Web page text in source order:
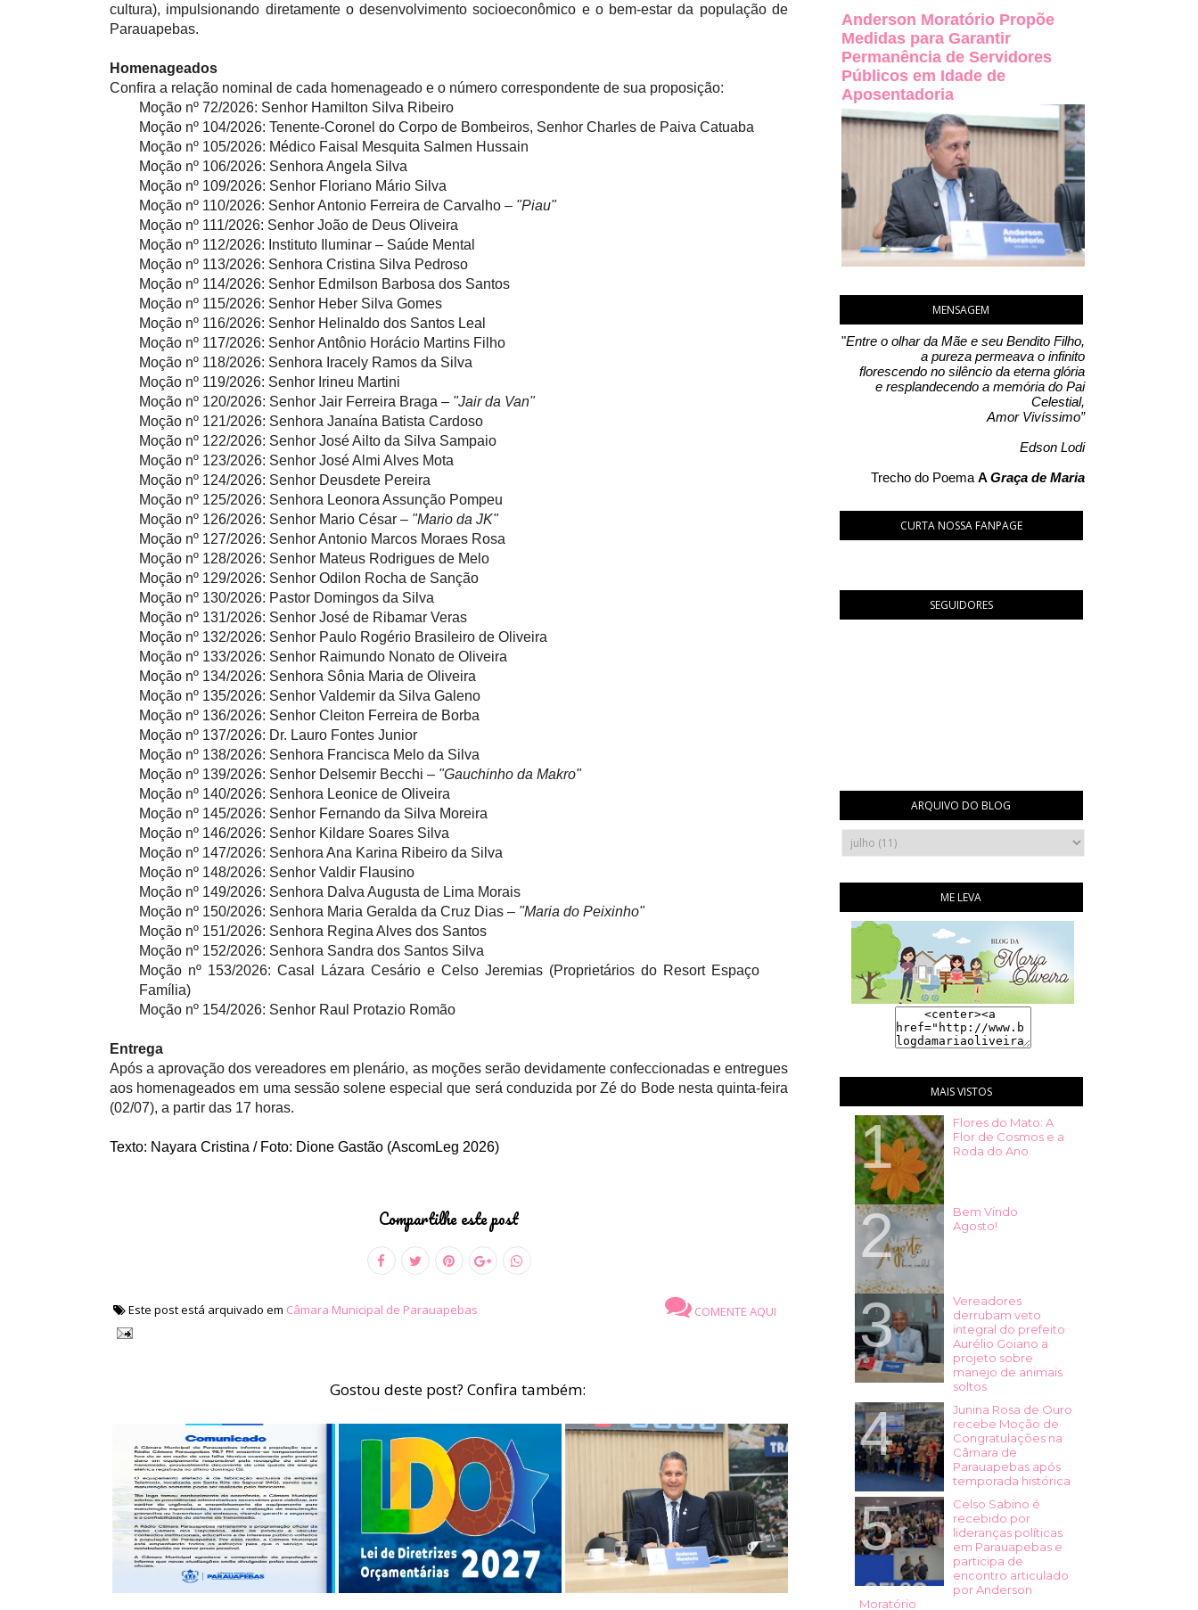
cultura), impulsionando diretamente o desenvolvimento socioeconômico e o bem-estar da população de
Parauapebas.
Homenageados
Confira a relação nominal de cada homenageado e o número correspondente de sua proposição:
Moção nº 72/2026: Senhor Hamilton Silva Ribeiro
Moção nº 104/2026: Tenente-Coronel do Corpo de Bombeiros, Senhor Charles de Paiva Catuaba
Moção nº 105/2026: Médico Faisal Mesquita Salmen Hussain
Moção nº 106/2026: Senhora Angela Silva
Moção nº 109/2026: Senhor Floriano Mário Silva
Moção nº 110/2026: Senhor Antonio Ferreira de Carvalho – "Piau"
Moção nº 111/2026: Senhor João de Deus Oliveira
Moção nº 112/2026: Instituto Iluminar – Saúde Mental
Moção nº 113/2026: Senhora Cristina Silva Pedroso
Moção nº 114/2026: Senhor Edmilson Barbosa dos Santos
Moção nº 115/2026: Senhor Heber Silva Gomes
Moção nº 116/2026: Senhor Helinaldo dos Santos Leal
Moção nº 117/2026: Senhor Antônio Horácio Martins Filho
Moção nº 118/2026: Senhora Iracely Ramos da Silva
Moção nº 119/2026: Senhor Irineu Martini
Moção nº 120/2026: Senhor Jair Ferreira Braga – "Jair da Van"
Moção nº 121/2026: Senhora Janaína Batista Cardoso
Moção nº 122/2026: Senhor José Ailto da Silva Sampaio
Moção nº 123/2026: Senhor José Almi Alves Mota
Moção nº 124/2026: Senhor Deusdete Pereira
Moção nº 125/2026: Senhora Leonora Assunção Pompeu
Moção nº 126/2026: Senhor Mario César – "Mario da JK"
Moção nº 127/2026: Senhor Antonio Marcos Moraes Rosa
Moção nº 128/2026: Senhor Mateus Rodrigues de Melo
Moção nº 129/2026: Senhor Odilon Rocha de Sanção
Moção nº 130/2026: Pastor Domingos da Silva
Moção nº 131/2026: Senhor José de Ribamar Veras
Moção nº 132/2026: Senhor Paulo Rogério Brasileiro de Oliveira
Moção nº 133/2026: Senhor Raimundo Nonato de Oliveira
Moção nº 134/2026: Senhora Sônia Maria de Oliveira
Moção nº 135/2026: Senhor Valdemir da Silva Galeno
Moção nº 136/2026: Senhor Cleiton Ferreira de Borba
Moção nº 137/2026: Dr. Lauro Fontes Junior
Moção nº 138/2026: Senhora Francisca Melo da Silva
Moção nº 139/2026: Senhor Delsemir Becchi – "Gauchinho da Makro"
Moção nº 140/2026: Senhora Leonice de Oliveira
Moção nº 145/2026: Senhor Fernando da Silva Moreira
Moção nº 146/2026: Senhor Kildare Soares Silva
Moção nº 147/2026: Senhora Ana Karina Ribeiro da Silva
Moção nº 148/2026: Senhor Valdir Flausino
Moção nº 149/2026: Senhora Dalva Augusta de Lima Morais
Moção nº 150/2026: Senhora Maria Geralda da Cruz Dias – "Maria do Peixinho"
Moção nº 151/2026: Senhora Regina Alves dos Santos
Moção nº 152/2026: Senhora Sandra dos Santos Silva
Moção nº 153/2026: Casal Lázara Cesário e Celso Jeremias (Proprietários do Resort Espaço
Família)
Moção nº 154/2026: Senhor Raul Protazio Romão
Entrega
Após a aprovação dos vereadores em plenário, as moções serão devidamente confeccionadas e entregues
aos homenageados em uma sessão solene especial que será conduzida por Zé do Bode nesta quinta-feira
(02/07), a partir das 17 horas.
Texto: Nayara Cristina / Foto: Dione Gastão (AscomLeg 2026)
Compartilhe este post
COMENTE AQUI
Este post está arquivado em Câmara Municipal de Parauapebas
Gostou deste post? Confira também:
Anderson Moratório Propõe
Medidas para Garantir
Permanência de Servidores
Públicos em Idade de
Aposentadoria
MENSAGEM
"Entre o olhar da Mãe e seu Bendito Filho,
a pureza permeava o infinito
florescendo no silêncio da eterna glória
e resplandecendo a memória do Pai
Celestial,
Amor Vivíssimo”
Edson Lodi
Trecho do Poema A Graça de Maria
CURTA NOSSA FANPAGE
SEGUIDORES
ARQUIVO DO BLOG
ME LEVA
MAIS VISTOS
Flores do Mato: A
Flor de Cosmos e a
Roda do Ano
Bem Vindo
Agosto!
Vereadores
derrubam veto
integral do prefeito
Aurélio Goiano a
projeto sobre
manejo de animais
soltos
Junina Rosa de Ouro
recebe Moção de
Congratulações na
Câmara de
Parauapebas após
temporada histórica
Celso Sabino é
recebido por
lideranças políticas
em Parauapebas e
participa de
encontro articulado
por Anderson
Moratório